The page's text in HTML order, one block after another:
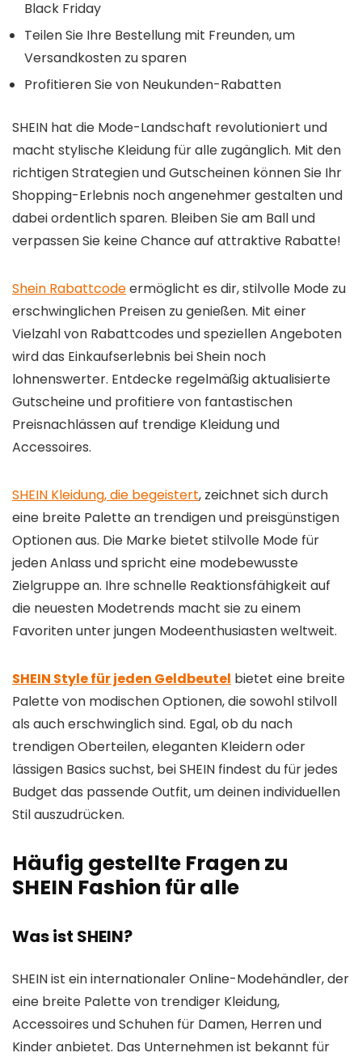
Black Friday
Teilen Sie Ihre Bestellung mit Freunden, um
Versandkosten zu sparen
Profitieren Sie von Neukunden-Rabatten
SHEIN hat die Mode-Landschaft revolutioniert und
macht stylische Kleidung für alle zugänglich. Mit den
richtigen Strategien und Gutscheinen können Sie Ihr
Shopping-Erlebnis noch angenehmer gestalten und
dabei ordentlich sparen. Bleiben Sie am Ball und
verpassen Sie keine Chance auf attraktive Rabatte!
Shein Rabattcodeermöglicht es dir, stilvolle Mode zu
erschwinglichen Preisen zu genießen. Mit einer
Vielzahl von Rabattcodes und speziellen Angeboten
wird das Einkaufserlebnis bei Shein noch
lohnenswerter. Entdecke regelmäßig aktualisierte
Gutscheine und profitiere von fantastischen
Preisnachlässen auf trendige Kleidung und
Accessoires.
SHEIN Kleidung, die begeistert, zeichnet sich durch
eine breite Palette an trendigen und preisgünstigen
Optionen aus. Die Marke bietet stilvolle Mode für
jeden Anlass und spricht eine modebewusste
Zielgruppe an. Ihre schnelle Reaktionsfähigkeit auf
die neuesten Modetrends macht sie zu einem
Favoriten unter jungen Modeenthusiasten weltweit.
SHEIN Style für jeden Geldbeutel bietet eine breite
Palette von modischen Optionen, die sowohl stilvoll
als auch erschwinglich sind. Egal, ob du nach
trendigen Oberteilen, eleganten Kleidern oder
lässigen Basics suchst, bei SHEIN findest du für jedes
Budget das passende Outfit, um deinen individuellen
Stil auszudrücken.
Häufig gestellte Fragen zu
SHEIN Fashion für alle
Was ist SHEIN?
SHEIN ist ein internationaler Online-Modehändler, der
eine breite Palette von trendiger Kleidung,
Accessoires und Schuhen für Damen, Herren und
Kinder anbietet. Das Unternehmen ist bekannt für